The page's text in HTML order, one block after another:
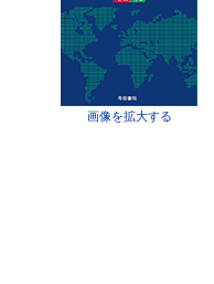
画像を拡大する